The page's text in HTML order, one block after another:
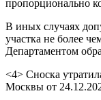
пропорционально
В иных случаях
участка не более
Департаментом
<4> Сноска
Москвы от